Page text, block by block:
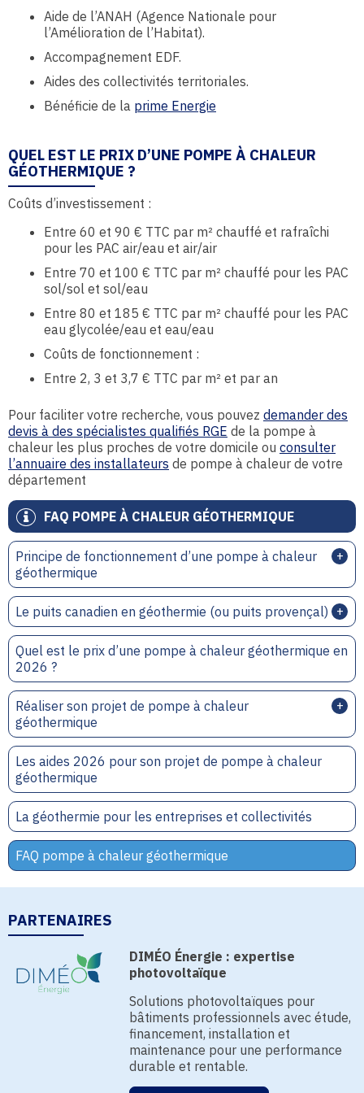
FAQ POMPE À CHALEUR GÉOTHERMIQUE
Principe de fonctionnement d’une pompe à chaleur
géothermique
Le puits canadien en géothermie (ou puits provençal)
Quel est le prix d’une pompe à chaleur géothermique en
2026 ?
Réaliser son projet de pompe à chaleur
géothermique
Les aides 2026 pour son projet de pompe à chaleur
géothermique
La géothermie pour les entreprises et collectivités
FAQ pompe à chaleur géothermique
Aide de l’ANAH (Agence Nationale pour
l’Amélioration de l’Habitat).
Accompagnement EDF.
Aides des collectivités territoriales.
Bénéficie de la prime Energie
QUEL EST LE PRIX D’UNE POMPE À CHALEUR
GÉOTHERMIQUE ?
Coûts d’investissement :
Entre 60 et 90 € TTC par m² chauffé et rafraîchi
pour les PAC air/eau et air/air
Entre 70 et 100 € TTC par m² chauffé pour les PAC
sol/sol et sol/eau
Entre 80 et 185 € TTC par m² chauffé pour les PAC
eau glycolée/eau et eau/eau
Coûts de fonctionnement :
Entre 2, 3 et 3,7 € TTC par m² et par an
Pour faciliter votre recherche, vous pouvez demander des
devis à des spécialistes qualifiés RGE de la pompe à
chaleur les plus proches de votre domicile ou consulter
l’annuaire des installateurs de pompe à chaleur de votre
département
PARTENAIRES
DIMÉO Énergie : expertise
photovoltaïque
Solutions photovoltaïques pour
bâtiments professionnels avec étude,
financement, installation et
maintenance pour une performance
durable et rentable.